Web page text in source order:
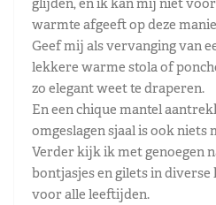
warmte afgeeft op deze
Geef mij als vervanging van
lekkere warme stola of
zo elegant weet te draperen.
En een chique mantel
omgeslagen sjaal is ook niets
Verder kijk ik met genoegen
bontjasjes en gilets in
voor alle leeftijden.